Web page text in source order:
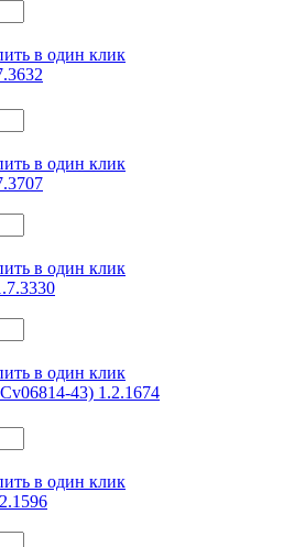
в один клик
в один клик
в один клик
в один клик
43) 1.2.1674
в один клик